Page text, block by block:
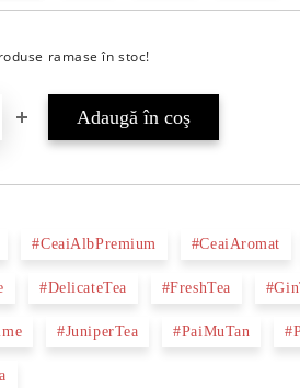
ramase în stoc!
#CeaiAlbPremium #CeaiAromat
#DelicateTea #FreshTea
#JuniperTea #PaiMuTan